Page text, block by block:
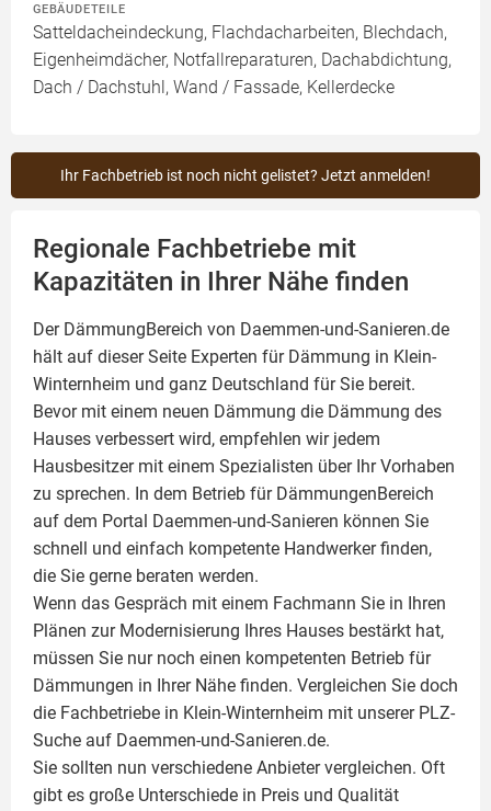
GEBÄUDETEILE
Satteldacheindeckung, Flachdacharbeiten, Blechdach,
Eigenheimdächer, Notfallreparaturen, Dachabdichtung,
Dach / Dachstuhl, Wand / Fassade, Kellerdecke
Ihr Fachbetrieb ist noch nicht gelistet? Jetzt anmelden!
Regionale Fachbetriebe mit
Kapazitäten in Ihrer Nähe finden
Der DämmungBereich von Daemmen-und-Sanieren.de
hält auf dieser Seite Experten für Dämmung in Klein-
Winternheim und ganz Deutschland für Sie bereit.
Bevor mit einem neuen Dämmung die Dämmung des
Hauses verbessert wird, empfehlen wir jedem
Hausbesitzer mit einem Spezialisten über Ihr Vorhaben
zu sprechen. In dem Betrieb für DämmungenBereich
auf dem Portal Daemmen-und-Sanieren können Sie
schnell und einfach kompetente Handwerker finden,
die Sie gerne beraten werden.
Wenn das Gespräch mit einem Fachmann Sie in Ihren
Plänen zur Modernisierung Ihres Hauses bestärkt hat,
müssen Sie nur noch einen kompetenten Betrieb für
Dämmungen in Ihrer Nähe finden. Vergleichen Sie doch
die Fachbetriebe in Klein-Winternheim mit unserer PLZ-
Suche auf Daemmen-und-Sanieren.de.
Sie sollten nun verschiedene Anbieter vergleichen. Oft
gibt es große Unterschiede in Preis und Qualität